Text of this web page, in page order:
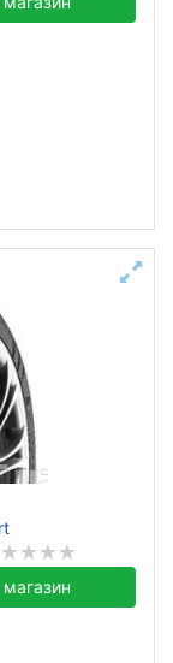
магазин